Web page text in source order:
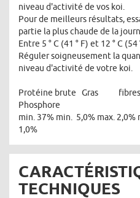
niveau d'activité de vos koi.
Pour de meilleurs résultats,
partie la plus chaude de la
Entre 5 ° C (41 ° F) et 12 ° C (54
Réguler soigneusement la
niveau d'activité de votre koi.
Protéine brute Gras
Phosphore
min. 37% min. 5,0% max.
1,0%
TECHNIQUES